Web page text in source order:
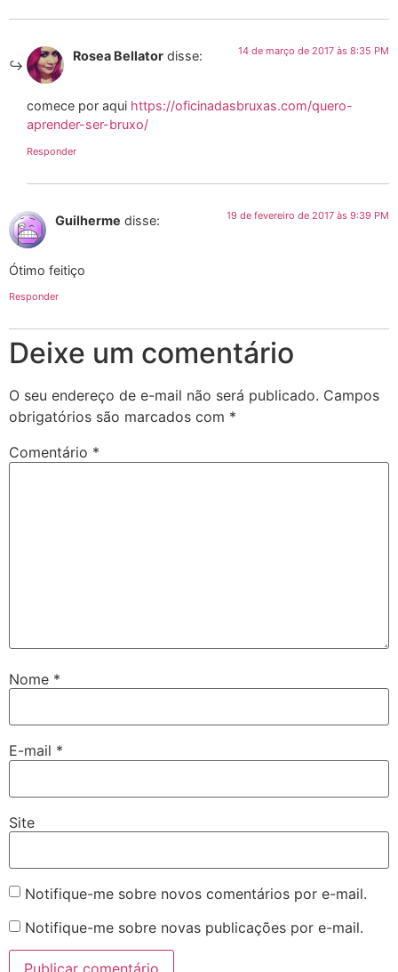
Rosea Bellator disse: 14 de março de 2017 às 8:35 PM
comece por aqui https://oficinadasbruxas.com/quero-
aprender-ser-bruxo/
Responder
Guilherme disse: 19 de fevereiro de 2017 às 9:39 PM
Ótimo feitiço
Responder
Deixe um comentário
O seu endereço de e-mail não será publicado. Campos
obrigatórios são marcados com *
Comentário *
Nome *
E-mail *
Site
Notifique-me sobre novos comentários por e-mail.
Notifique-me sobre novas publicações por e-mail.